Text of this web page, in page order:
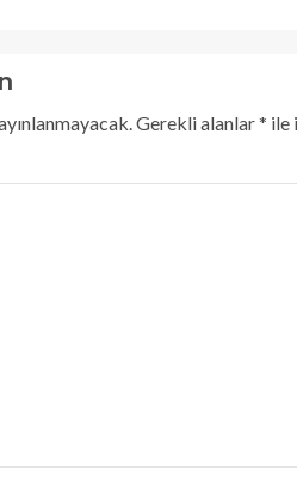
Gerekli alanlar* ile